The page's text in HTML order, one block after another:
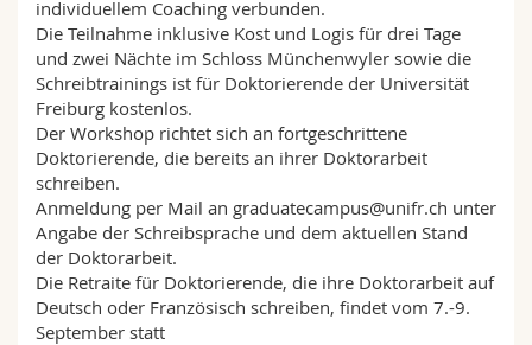
individuellem Coaching verbunden.
Die Teilnahme inklusive Kost und Logis für drei Tage
und zwei Nächte im Schloss Münchenwyler sowie die
Schreibtrainings ist für Doktorierende der Universität
Freiburg kostenlos.
Der Workshop richtet sich an fortgeschrittene
Doktorierende, die bereits an ihrer Doktorarbeit
schreiben.
Anmeldung per Mail an graduatecampus@unifr.ch unter
Angabe der Schreibsprache und dem aktuellen Stand
der Doktorarbeit.
Die Retraite für Doktorierende, die ihre Doktorarbeit auf
Deutsch oder Französisch schreiben, findet vom 7.-9.
September statt